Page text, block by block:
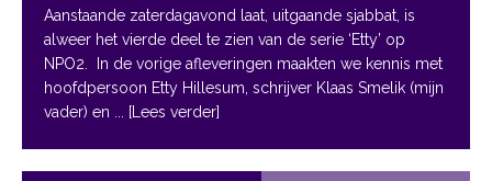
Aanstaande zaterdagavond laat, uitgaande sjabbat, is
alweer het vierde deel te zien van de serie ‘Etty’ op
NPO2. In de vorige afleveringen maakten we kennis met
hoofdpersoon Etty Hillesum, schrijver Klaas Smelik (mijn
vader) en
... [Lees verder]